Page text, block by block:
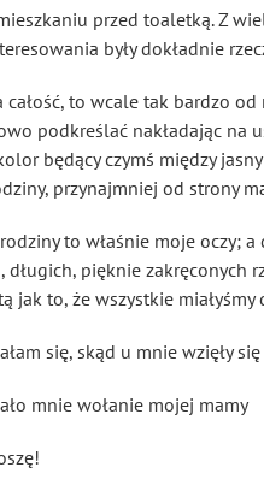
przed toaletką. Z
były dokładnie
to wcale tak bardzo
podkreślać nakładając
będący czymś między
przynajmniej od strony
to właśnie moje oczy;
pięknie zakręconych
jak to, że wszystkie
się, skąd u mnie wzięły
mnie wołanie mojej mamy